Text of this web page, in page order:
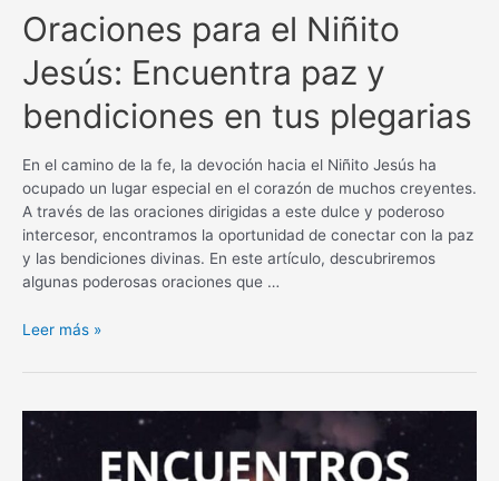
Oraciones para el Niñito
Jesús: Encuentra paz y
bendiciones en tus plegarias
En el camino de la fe, la devoción hacia el Niñito Jesús ha
ocupado un lugar especial en el corazón de muchos creyentes.
A través de las oraciones dirigidas a este dulce y poderoso
intercesor, encontramos la oportunidad de conectar con la paz
y las bendiciones divinas. En este artículo, descubriremos
algunas poderosas oraciones que …
Oraciones
el
Jesús:
Leer más »